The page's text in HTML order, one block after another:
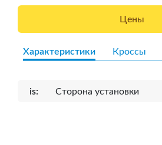
Цены
Характеристики Кроссы
is: Сторона установки